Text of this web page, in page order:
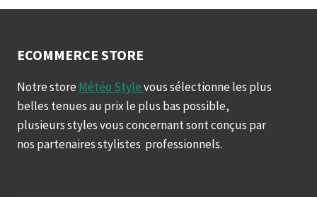
ECOMMERCE STORE
Notre store Météo Stylevous sélectionne les plus
belles tenues au prix le plus bas possible,
plusieurs styles vous concernant sont conçus par
nos partenaires stylistes professionnels.